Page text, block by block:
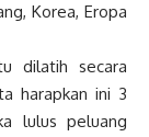
Korea, Eropa
dilatih secara
harapkan ini 3
lulus peluang